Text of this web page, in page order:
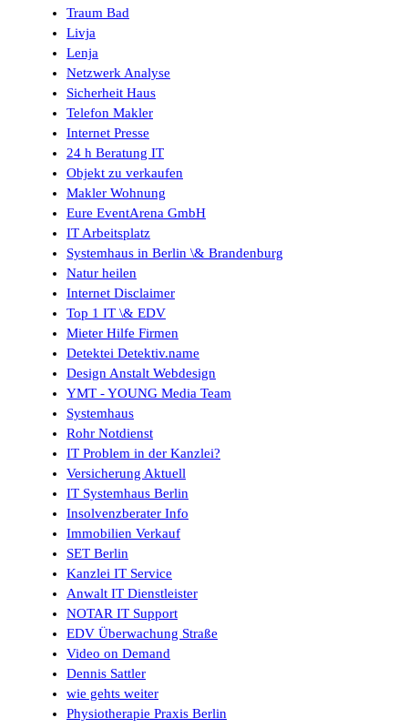
Traum Bad
Livja
Lenja
Netzwerk Analyse
Sicherheit Haus
Telefon Makler
Internet Presse
24 h Beratung IT
Objekt zu verkaufen
Makler Wohnung
Eure EventArena GmbH
IT Arbeitsplatz
Systemhaus in Berlin \& Brandenburg
Natur heilen
Internet Disclaimer
Top 1 IT \& EDV
Mieter Hilfe Firmen
Detektei Detektiv.name
Design Anstalt Webdesign
YMT - YOUNG Media Team
Systemhaus
Rohr Notdienst
IT Problem in der Kanzlei?
Versicherung Aktuell
IT Systemhaus Berlin
Insolvenzberater Info
Immobilien Verkauf
SET Berlin
Kanzlei IT Service
Anwalt IT Dienstleister
NOTAR IT Support
EDV Überwachung Straße
Video on Demand
Dennis Sattler
wie gehts weiter
Physiotherapie Praxis Berlin